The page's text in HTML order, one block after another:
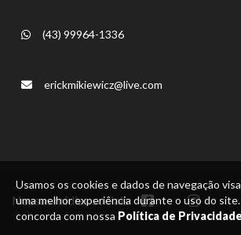
Usamos os cookies e dados de navegação
uma melhor experiência durante o uso do
concorda com nossa Política de
(43) 99964-1336
erickmikiewicz@live.com
Nossas mídias sociais: